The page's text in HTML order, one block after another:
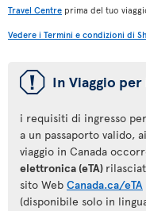
Travel Centre prima del tuo
Vedere i Termini e condizioni di
ü In Viaggio per
i requisiti di ingresso
a un passaporto valido,
viaggio in Canada
elettronica (eTA)
sito Web Canada.ca/eTA
(disponibile solo in